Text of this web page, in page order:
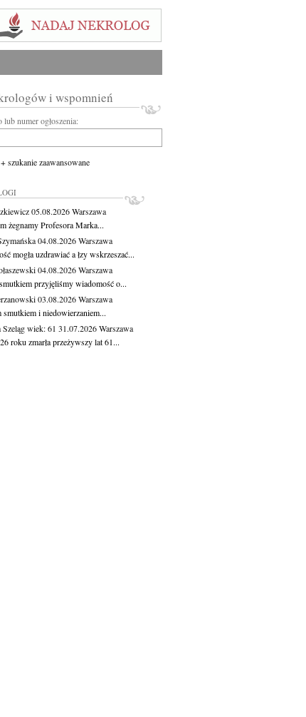
i wspomnień
numer ogłoszenia:
+ szukanie zaawansowane
05.08.2026Warszawa
żegnamy Profesora Marka...
04.08.2026Warszawa
mogła uzdrawiać a łzy wskrzeszać...
04.08.2026Warszawa
przyjęliśmy wiadomość o...
03.08.2026Warszawa
smutkiem i niedowierzaniem...
Szelągwiek: 61 31.07.2026Warszawa
roku zmarła przeżywszy lat 61...